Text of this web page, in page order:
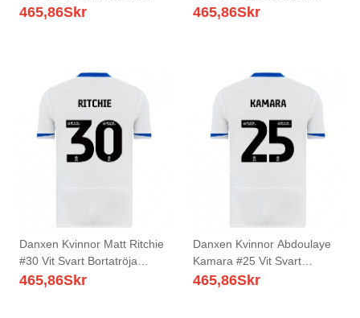
Matchtröjor 2025/26 Tröjor
465,86Skr
Matchtröjor 2025/26 Tröjor
465,86Skr
Danxen Kvinnor Matt Ritchie
#30 Vit Svart Bortatröja
Matchtröjor 2025/26 Tröjor
465,86Skr
Danxen Kvinnor Abdoulaye
Kamara #25 Vit Svart
Bortatröja Matchtröjor
465,86Skr